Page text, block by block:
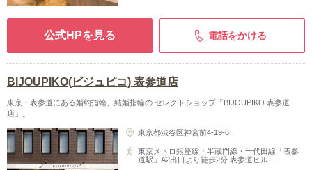
公式HPを見る 電話をかける
BIJOUPIKO(ビジュピコ) 表参道店
東京・表参道にある婚約指輪、結婚指輪の セレクトショップ「BIJOUPIKO 表参道
店」。
東京都渋谷区神宮前4-19-6
東京メトロ銀座線・半蔵門線・千代田線「表参
道駅」A2出口より徒歩2分 表参道ヒル…